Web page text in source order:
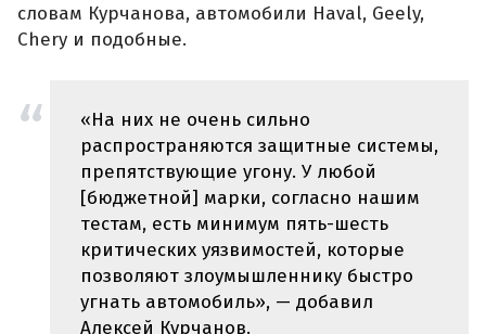
словам Курчанова, автомобили Haval, Geely,
Chery и подобные.
«На них не очень сильно
распространяются защитные системы,
препятствующие угону. У любой
[бюджетной] марки, согласно нашим
тестам, есть минимум пять-шесть
критических уязвимостей, которые
позволяют злоумышленнику быстро
угнать автомобиль», — добавил
Алексей Курчанов.